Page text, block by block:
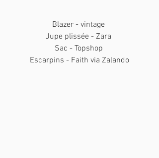
Blazer - vintage
Jupe plissée - Zara
Sac - Topshop
Escarpins - Faith via Zalando